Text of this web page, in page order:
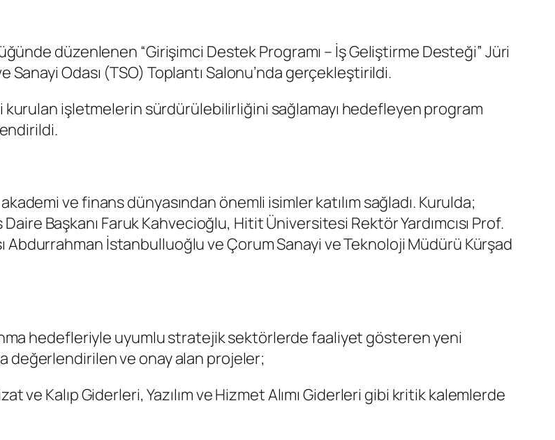
düzenlenen “Girişimci Destek Programı – İş Geliştirme Desteği” Jüri
Sanayi Odası (TSO) Toplantı Salonu’nda gerçekleştirildi.
işletmelerin sürdürülebilirliğini sağlamayı hedefleyen program
ve finans dünyasından önemli isimler katılım sağladı. Kurulda;
Başkanı Faruk Kahvecioğlu, Hitit Üniversitesi Rektör Yardımcısı Prof.
Abdurrahman İstanbulluoğlu ve Çorum Sanayi ve Teknoloji Müdürü Kürşad
hedefleriyle uyumlu stratejik sektörlerde faaliyet gösteren yeni
değerlendirilen ve onay alan projeler;
ve Kalıp Giderleri, Yazılım ve Hizmet Alımı Giderleri gibi kritik kalemlerde